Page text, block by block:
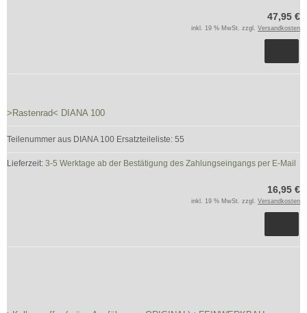
47,95 €
inkl. 19 % MwSt. zzgl. Versandkosten
>Rastenrad< DIANA 100
Teilenummer aus DIANA 100 Ersatzteileliste: 55
Lieferzeit: 3-5 Werktage ab der Bestätigung des Zahlungseingangs per E-Mail
16,95 €
inkl. 19 % MwSt. zzgl. Versandkosten